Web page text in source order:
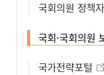
국회의원 정책
국회·국회의원
국가전략포털